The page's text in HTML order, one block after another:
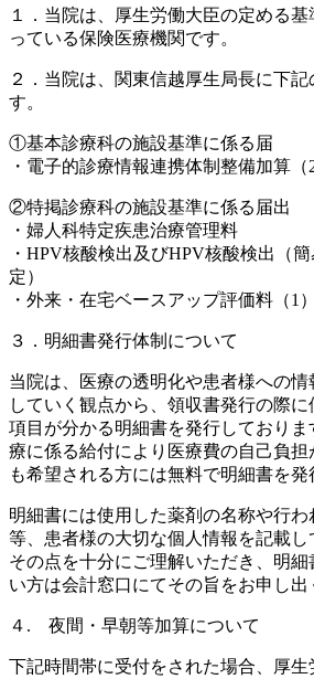
１．当院は、厚生労働大臣の定める
っている保険医療機関です。
２．当院は、関東信越厚生局長に下
す。
①基本診療科の施設基準に係る届
・電子的診療情報連携体制整備加算（2
②特掲診療科の施設基準に係る届出
・婦人科特定疾患治療管理料
・HPV核酸検出及びHPV核酸検出（
定）
・外来・在宅ベースアップ評価料（1）
３．明細書発行体制について
当院は、医療の透明化や患者様への
していく観点から、領収書発行の際
項目が分かる明細書を発行しており
療に係る給付により医療費の自己負
も希望される方には無料で明細書を発
明細書には使用した薬剤の名称や行
等、患者様の大切な個人情報を記載し
その点を十分にご理解いただき、明
い方は会計窓口にてその旨をお申し出
４. 夜間・早朝等加算について
下記時間帯に受付をされた場合、厚